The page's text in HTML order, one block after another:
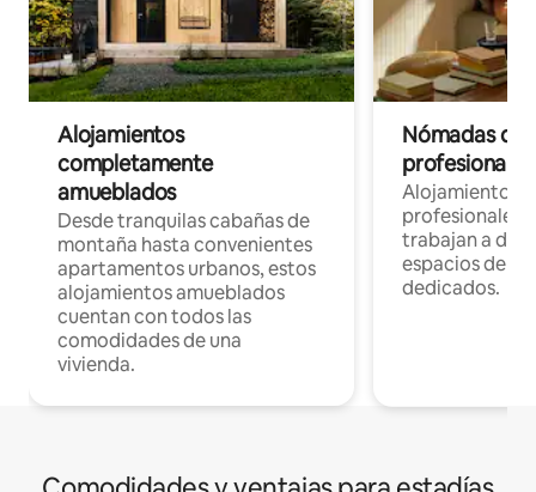
Alojamientos
completamente
amueblados
Desde tranquilas cabañas de
montaña hasta convenientes
apartamentos urbanos, estos
alojamientos amueblados
cuentan con todos las
comodidades de una
vivienda.
Nómadas
Alojamientos
profesionales
trabajan a
espacios de
dedicados.